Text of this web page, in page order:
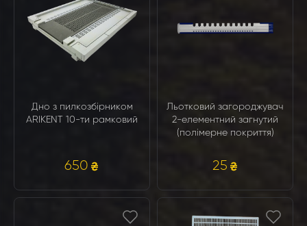
Дно з пилкозбірником
ARIKENT 10-ти рамковий
650
Льотковий загороджувач
2-елементний загнутий
(полімерне покриття)
25